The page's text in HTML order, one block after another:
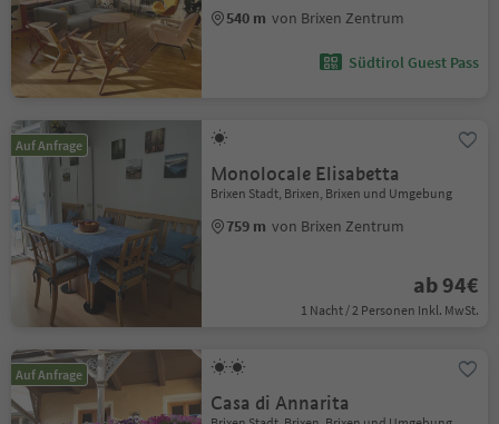
540 m von Brixen Zentrum
Südtirol Guest Pass
Auf Anfrage
Monolocale Elisabetta
Brixen Stadt, Brixen, Brixen und Umgebung
759 m von Brixen Zentrum
ab 94€
1 Nacht / 2 Personen Inkl. MwSt.
Auf Anfrage
Casa di Annarita